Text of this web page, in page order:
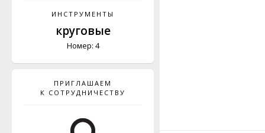
ИНСТРУМЕНТЫ
круговые
Номер: 4
ПРИГЛАШАЕМ
К СОТРУДНИЧЕСТВУ